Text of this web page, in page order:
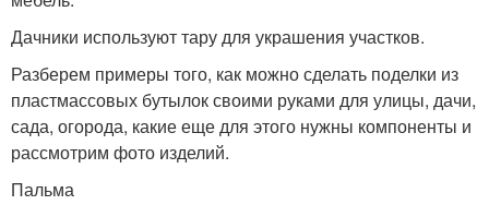
Дачники используют тару для украшения участков.
Разберем примеры того, как можно сделать поделки из
пластмассовых бутылок своими руками для улицы, дачи,
сада, огорода, какие еще для этого нужны компоненты и
рассмотрим фото изделий.
Пальма